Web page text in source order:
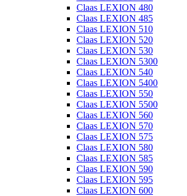
Claas LEXION 480
Claas LEXION 485
Claas LEXION 510
Claas LEXION 520
Claas LEXION 530
Claas LEXION 5300
Claas LEXION 540
Claas LEXION 5400
Claas LEXION 550
Claas LEXION 5500
Claas LEXION 560
Claas LEXION 570
Claas LEXION 575
Claas LEXION 580
Claas LEXION 585
Claas LEXION 590
Claas LEXION 595
Claas LEXION 600